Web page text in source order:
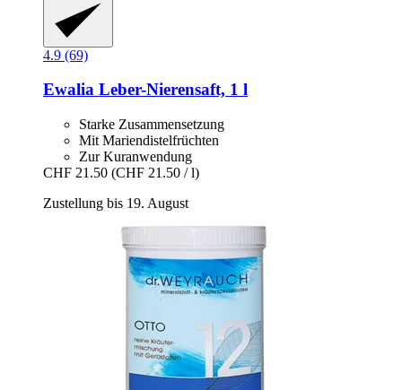
4.9 (69)
Ewalia Leber-​Nierensaft, 1 l
Starke Zusammensetzung
Mit Mariendistelfrüchten
Zur Kuranwendung
CHF 21.50 (CHF 21.50 / l)
Zustellung bis 19. August